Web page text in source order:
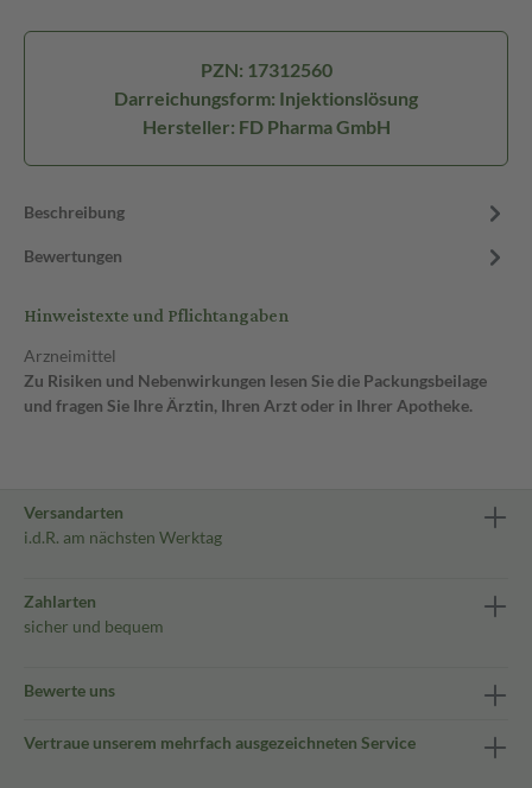
PZN: 17312560
Darreichungsform: Injektionslösung
Hersteller: FD Pharma GmbH
Beschreibung
Bewertungen
Hinweistexte und Pflichtangaben
Arzneimittel
Zu Risiken und Nebenwirkungen lesen Sie die Packungsbeilage
und fragen Sie Ihre Ärztin, Ihren Arzt oder in Ihrer Apotheke.
Versandarten
i.d.R. am nächsten Werktag
Zahlarten
sicher und bequem
Bewerte uns
Vertraue unserem mehrfach ausgezeichneten Service